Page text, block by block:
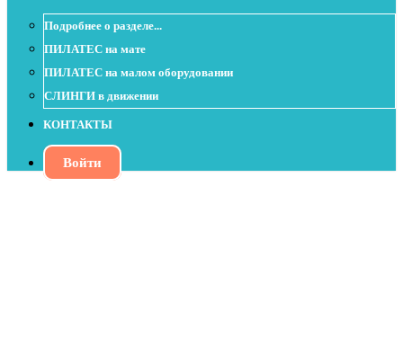
Подробнее о разделе...
ПИЛАТЕС на мате
ПИЛАТЕС на малом оборудовании
СЛИНГИ в движении
КОНТАКТЫ
Войти